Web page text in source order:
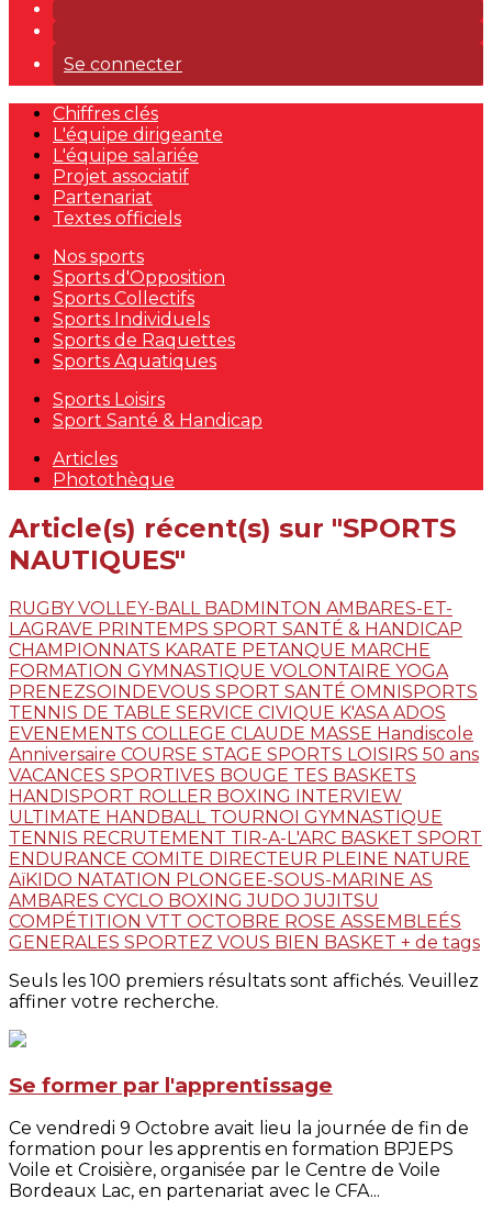
Se connecter
Chiffres clés
L'équipe dirigeante
L'équipe salariée
Projet associatif
Partenariat
Textes officiels
Nos sports
Sports d'Opposition
Sports Collectifs
Sports Individuels
Sports de Raquettes
Sports Aquatiques
Sports Loisirs
Sport Santé & Handicap
Articles
Photothèque
Article(s) récent(s) sur "SPORTS
NAUTIQUES"
RUGBYVOLLEY-BALL BADMINTON AMBARES-ET-
LAGRAVE PRINTEMPS SPORT SANTÉ & HANDICAP
CHAMPIONNATS KARATE PETANQUE MARCHE
FORMATION GYMNASTIQUE VOLONTAIRE YOGA
PRENEZSOINDEVOUS SPORT SANTÉ OMNISPORTS
TENNIS DE TABLE SERVICE CIVIQUE K'ASA ADOS
EVENEMENTS COLLEGE CLAUDE MASSE Handiscole
Anniversaire COURSE STAGE SPORTS LOISIRS 50 ans
VACANCES SPORTIVES BOUGE TES BASKETS
HANDISPORT ROLLER BOXING INTERVIEW
ULTIMATE HANDBALL TOURNOI GYMNASTIQUE
TENNIS RECRUTEMENT TIR-A-L'ARC BASKET SPORT
ENDURANCE COMITE DIRECTEUR PLEINE NATURE
AïKIDO NATATION PLONGEE-SOUS-MARINE AS
AMBARES CYCLO BOXINGJUDO JUJITSU
COMPÉTITION VTT OCTOBRE ROSE ASSEMBLEÉS
GENERALES SPORTEZ VOUS BIEN BASKET + de tags
Seuls les 100 premiers résultats sont affichés. Veuillez
affiner votre recherche.
Se former par l'apprentissage
Ce vendredi 9 Octobre avait lieu la journée de fin de
formation pour les apprentis en formation BPJEPS
Voile et Croisière, organisée par le Centre de Voile
Bordeaux Lac, en partenariat avec le CFA...